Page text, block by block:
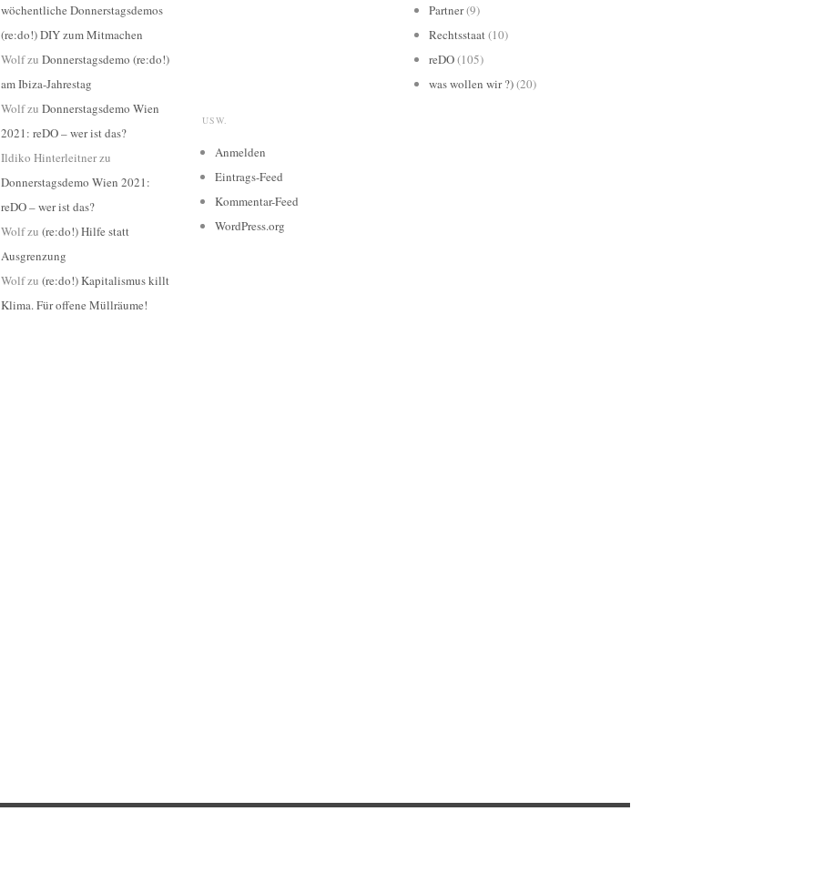
wöchentliche Donnerstagsdemos
(re:do!) DIY zum Mitmachen
Wolfzu Donnerstagsdemo (re:do!)
am Ibiza-Jahrestag
Wolfzu Donnerstagsdemo Wien
2021: reDO – wer ist das?
Ildiko Hinterleitnerzu
Donnerstagsdemo Wien 2021:
reDO – wer ist das?
Wolfzu (re:do!) Hilfe statt
Ausgrenzung
Wolfzu (re:do!) Kapitalismus killt
Klima. Für offene Müllräume!
Partner(9)
Rechtsstaat(10)
reDO(105)
was wollen wir ?)(20)
USW.
Anmelden
Eintrags-Feed
Kommentar-Feed
WordPress.org